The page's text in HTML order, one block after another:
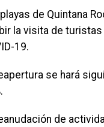
de Quintana
la visita de
19.
se hará
de